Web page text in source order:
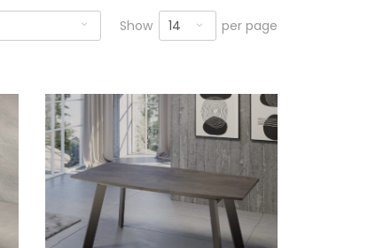
Show 14 per page